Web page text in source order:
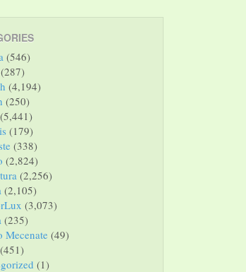
(546)
(287)
(4,194)
(250)
(5,441)
(179)
(338)
(2,824)
(2,256)
(2,105)
(3,073)
(235)
Mecenate (49)
(451)
(1)